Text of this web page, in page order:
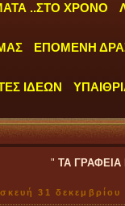
..ΣΤΟ ΧΡΟΝΟ
ΕΠΟΜΕΝΗ
ΙΔΕΩΝ
ΓΡΑΦΕΙΑ ΜΑΣ
31 δεκεμβρίου